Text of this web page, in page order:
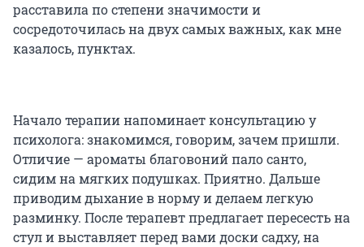
расставила по степени значимости и
сосредоточилась на двух самых важных, как мне
казалось, пунктах.
Начало терапии напоминает консультацию у
психолога: знакомимся, говорим, зачем пришли.
Отличие — ароматы благовоний пало санто,
сидим на мягких подушках. Приятно. Дальше
приводим дыхание в норму и делаем легкую
разминку. После терапевт предлагает пересесть на
стул и выставляет перед вами доски садху, на